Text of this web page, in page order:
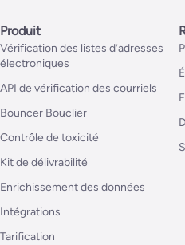
Produit
Vérification des listes d’adresses
électroniques
API de vérification des courriels
Bouncer Bouclier
Contrôle de toxicité
Kit de délivrabilité
Enrichissement des données
Intégrations
Tarification